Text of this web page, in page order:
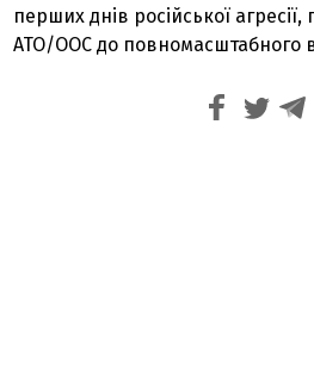
перших днів російської
АТО/ООС до повномасштабного